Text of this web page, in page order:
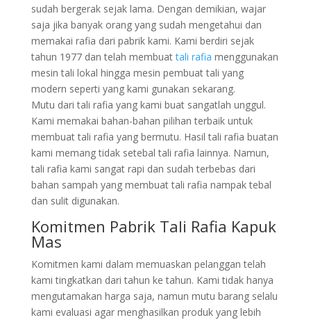
sudah bergerak sejak lama. Dengan demikian, wajar
saja jika banyak orang yang sudah mengetahui dan
memakai rafia dari pabrik kami. Kami berdiri sejak
tahun 1977 dan telah membuattali rafia menggunakan
mesin tali lokal hingga mesin pembuat tali yang
modern seperti yang kami gunakan sekarang.
Mutu dari tali rafia yang kami buat sangatlah unggul.
Kami memakai bahan-bahan pilihan terbaik untuk
membuat tali rafia yang bermutu. Hasil tali rafia buatan
kami memang tidak setebal tali rafia lainnya. Namun,
tali rafia kami sangat rapi dan sudah terbebas dari
bahan sampah yang membuat tali rafia nampak tebal
dan sulit digunakan.
Komitmen Pabrik Tali Rafia Kapuk
Mas
Komitmen kami dalam memuaskan pelanggan telah
kami tingkatkan dari tahun ke tahun. Kami tidak hanya
mengutamakan harga saja, namun mutu barang selalu
kami evaluasi agar menghasilkan produk yang lebih